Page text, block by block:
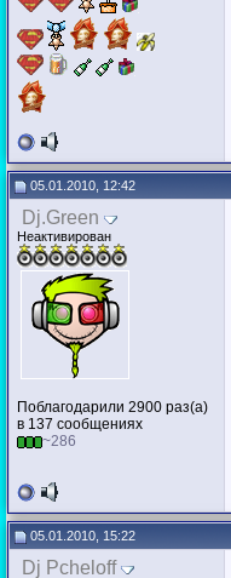
05.01.2010, 12:42
Dj.Green
Неактивирован
Поблагодарили 2900 раз(а)
в 137 сообщениях
~286
05.01.2010, 15:22
Dj Pcheloff